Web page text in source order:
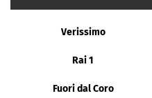
Verissimo
Rai 1
Fuori dal Coro